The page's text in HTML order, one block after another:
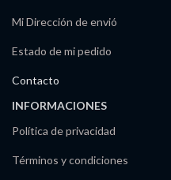
Mi Dirección de envió
Estado de mi pedido
Contacto
INFORMACIONES
Política de privacidad
Términos y condiciones